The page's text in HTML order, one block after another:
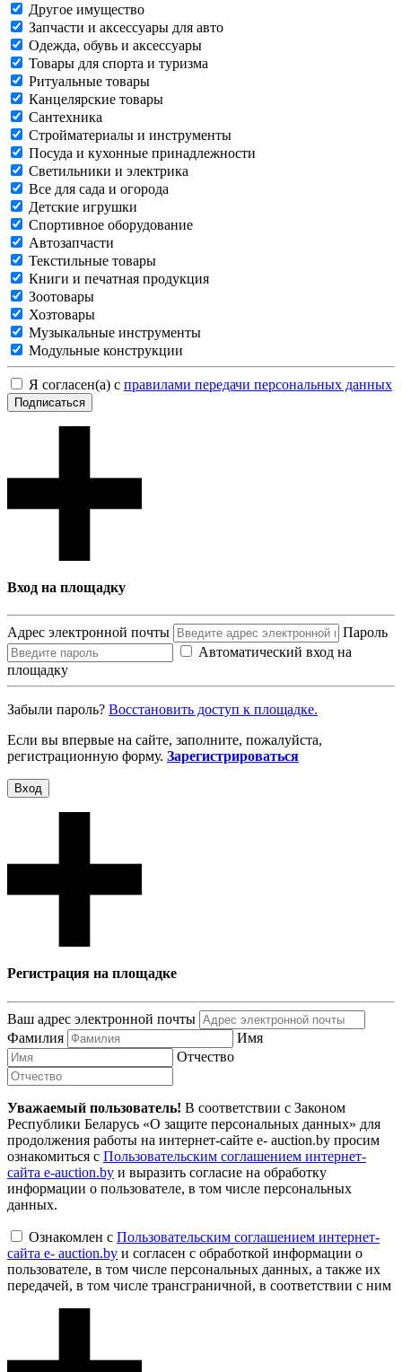
Другое имущество
Запчасти и аксессуары для авто
Одежда, обувь и аксессуары
Товары для спорта и туризма
Ритуальные товары
Канцелярские товары
Сантехника
Стройматериалы и инструменты
Посуда и кухонные принадлежности
Светильники и электрика
Все для сада и огорода
Детские игрушки
Спортивное оборудование
Автозапчасти
Текстильные товары
Книги и печатная продукция
Зоотовары
Хозтовары
Музыкальные инструменты
Модульные конструкции
Я согласен(а) с правилами передачи персональных данных
Подписаться
Вход на площадку
Адрес электронной почты
Пароль
Автоматический вход на
площадку
Забыли пароль? Восcтановить доступ к площадке.
Если вы впервые на сайте, заполните, пожалуйста,
регистрационную форму. Зарегистрироваться
Вход
Регистрация на площадке
Ваш адрес электронной почты
Фамилия
Имя
Отчество
Уважаемый пользователь! В соответствии с Законом
Республики Беларусь «О защите персональных данных» для
продолжения работы на интернет-сайте e- auction.by просим
ознакомиться с Пользовательским соглашением интернет-
сайта e-auction.by и выразить согласие на обработку
информации о пользователе, в том числе персональных
данных.
Ознакомлен с Пользовательским соглашением интернет-
сайта e- auction.by и согласен с обработкой информации о
пользователе, в том числе персональных данных, а также их
передачей, в том числе трансграничной, в соответствии с ним